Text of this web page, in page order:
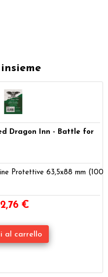
Dragon Inn - Battle for
Protettive 63,5x88 mm (100)
€